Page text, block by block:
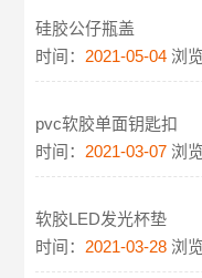
硅胶公仔瓶盖
时间：2021-05-04 浏
pvc软胶单面钥匙扣
时间：2021-03-07 浏
软胶LED发光杯垫
时间：2021-03-28 浏